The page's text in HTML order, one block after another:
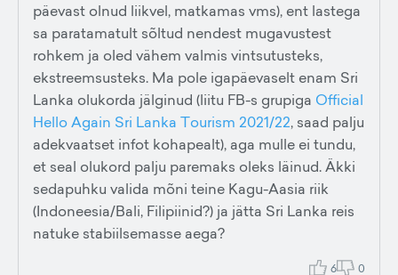
päevast olnud liikvel, matkamas vms), ent lastega
sa paratamatult sõltud nendest mugavustest
rohkem ja oled vähem valmis vintsutusteks,
ekstreemsusteks. Ma pole igapäevaselt enam Sri
Lanka olukorda jälginud (liitu FB-s grupiga Official
Hello Again Sri Lanka Tourism 2021/22, saad palju
adekvaatset infot kohapealt), aga mulle ei tundu,
et seal olukord palju paremaks oleks läinud. Äkki
sedapuhku valida mõni teine Kagu-Aasia riik
(Indoneesia/Bali, Filipiinid?) ja jätta Sri Lanka reis
natuke stabiilsemasse aega?
6 0